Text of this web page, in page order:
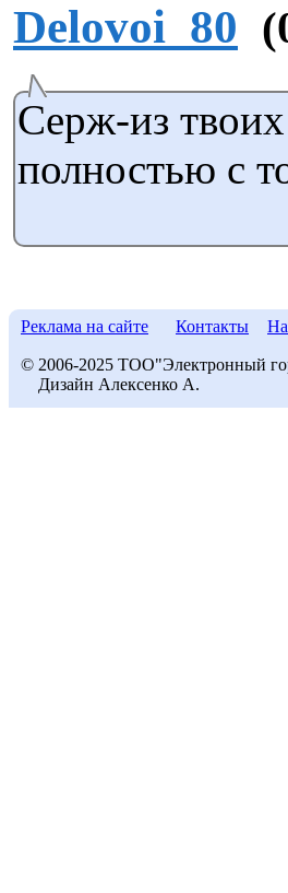
Delovoi_80
Серж-из
полностью с
Реклама на сайте Контакты
© 2006-2025 ТОО"Электронный
Дизайн Алексенко А.